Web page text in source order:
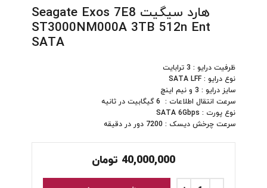
هارد سیگیت Seagate Exos 7E8
ST3000NM000A 3TB 512n Ent
SATA
ظرفیت درایو : 3 ترابایت
نوع درایو : SATA LFF
سایز درایو : 3 و نیم اینچ
سرعت انتقال اطلاعات : 6 گیگابیت در ثانیه
نوع پورت : SATA 6Gbps
سرعت چرخش دیسک : 7200 دور در دقیقه
40,000,000 تومان